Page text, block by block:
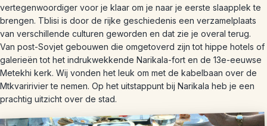
vertegenwoordiger voor je klaar om je naar je eerste slaapplek te
brengen. Tblisi is door de rijke geschiedenis een verzamelplaats
van verschillende culturen geworden en dat zie je overal terug.
Van post-Sovjet gebouwen die omgetoverd zijn tot hippe hotels of
galerieën tot het indrukwekkende Narikala-fort en de 13e-eeuwse
Metekhi kerk. Wij vonden het leuk om met de kabelbaan over de
Mtkvaririvier te nemen. Op het uitstappunt bij Narikala heb je een
prachtig uitzicht over de stad.